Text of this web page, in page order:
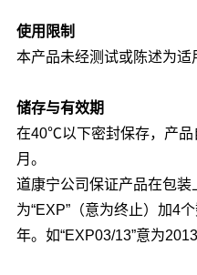
使用限制
本产品未经测试或陈述为适
储存与有效期
在40℃以下密封保存，产品
月。
道康宁公司保证产品在包
为“EXP”（意为终止）加4
年。如“EXP03/13”意为